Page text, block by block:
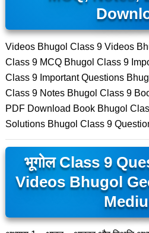
Videos Bhugol Class 9 Videos
Class 9 MCQ Bhugol Class 9
Class 9 Important Questions
Class 9 Notes Bhugol Class 9
PDF Download Book Bhugol
Solutions Bhugol Class 9
भूगोल Class 9
Videos Bhugol